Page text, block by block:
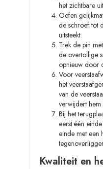
het zichtbare
Oefen
de schroef tot
uitsteekt.
Trek de pin
de overtollige
opnieuw door
Voor
het
van de
verwijdert
Bij het
eerst één
einde met een
Kwaliteit en